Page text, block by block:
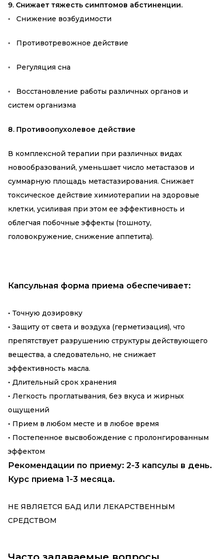
9. Снижает тяжесть симптомов абстиненции.
◦ Снижение возбудимости
◦ Противотревожное действие
◦ Регуляция сна
◦ Восстановление работы различных органов и
систем организма
8. Противоопухолевое действие
В комплексной терапии при различных видах
новообразований, уменьшает число метастазов и
суммарную площадь метастазирования. Снижает
токсическое действие химиотерапии на здоровые
клетки, усиливая при этом ее эффективность и
облегчая побочные эффекты (тошноту,
головокружение, снижение аппетита).
Капсульная форма приема обеспечивает:
• Точную дозировку
• Защиту от света и воздуха (герметизация), что
препятствует разрушению структуры действующего
вещества, а следовательно, не снижает
эффективность масла.
• Длительный срок хранения
• Легкость проглатывания, без вкуса и жирных
ощущений
• Прием в любом месте и в любое время
• Постепенное высвобождение с пролонгированным
эффектом
Рекомендации по приему: 2-3 капсулы в день.
Курс приема 1-3 месяца.
НЕ ЯВЛЯЕТСЯ БАД ИЛИ ЛЕКАРСТВЕННЫМ
СРЕДСТВОМ